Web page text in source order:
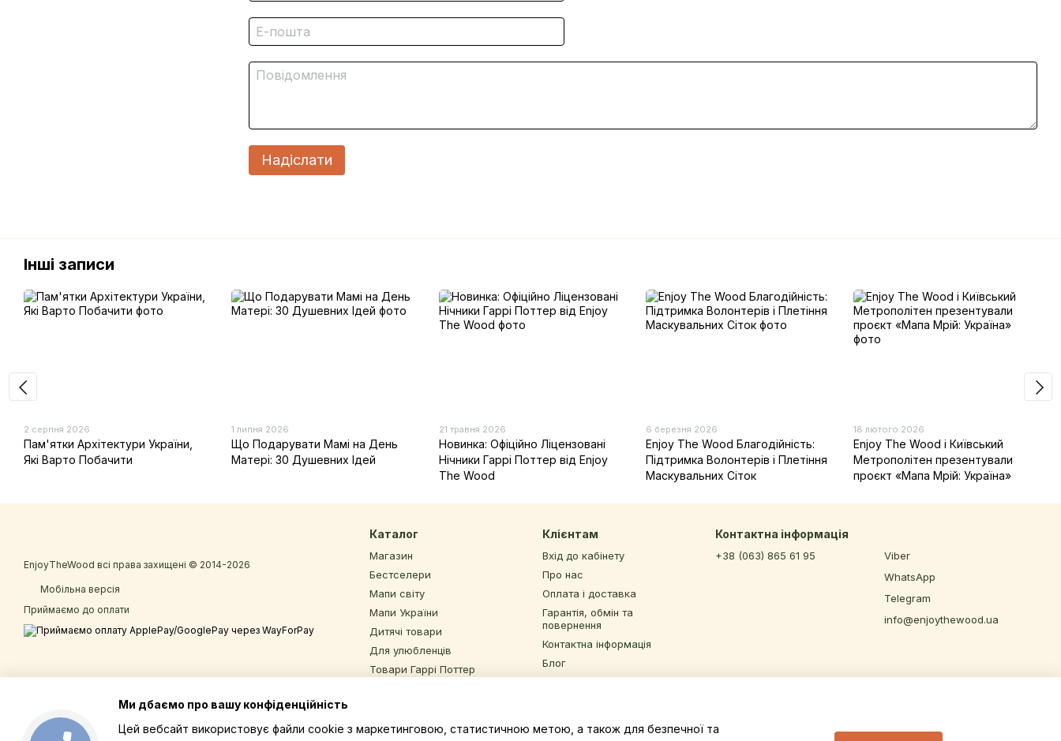
Надіслати
Інші записи
2 серпня 2026
Пам'ятки Архітектури України,
Які Варто Побачити
1 липня 2026
Що Подарувати Мамі на День
Матері: 30 Душевних Ідей
21 травня 2026
Новинка: Офіційно Ліцензовані
Нічники Гаррі Поттер від Enjoy
The Wood
6 березня 2026
Enjoy The Wood Благодійність:
Підтримка Волонтерів і Плетіння
Маскувальних Сіток
18 лютого 2026
Enjoy The Wood і Київський
Метрополітен презентували
проєкт «Мапа Мрій: Україна»
EnjoyTheWood всі права захищені © 2014-2026
Мобільна версія
Приймаємо до оплати
Каталог
Магазин
Бестселери
Мапи світу
Мапи України
Дитячі товари
Для улюбленців
Товари Гаррі Поттер
Клієнтам
Вхід до кабінету
Про нас
Оплата і доставка
Гарантія, обмін та
повернення
Контактна інформація
Блог
Ми в соцмережах
Контактна інформація
+38 (063) 865 61 95
Viber
WhatsApp
Telegram
info@enjoythewood.ua
Ми дбаємо про вашу конфіденційність
Цей вебсайт використовує файли cookie з маркетинговою, статистичною метою, а також для безпечної та